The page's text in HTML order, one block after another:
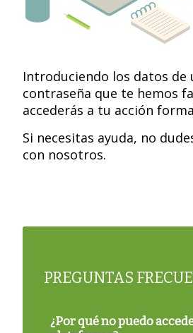
Introduciendo los datos de
contraseña que te hemos
accederás a tu acción
Si necesitas ayuda, no
con nosotros.
PREGUNTAS
¿Por qué no puedo